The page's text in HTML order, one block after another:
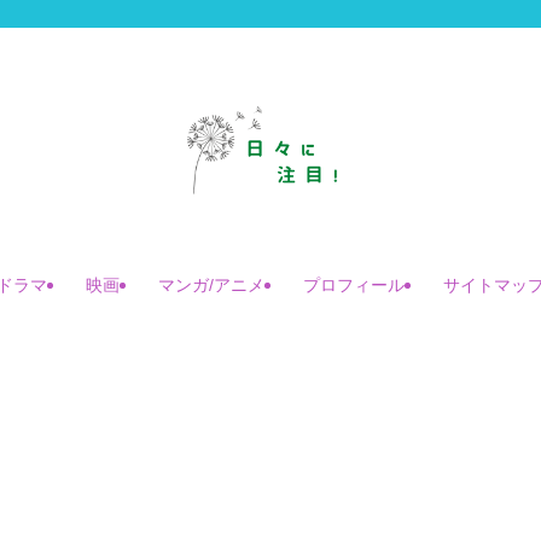
ドラマ 映画 マンガ/アニメ プロフィール サイトマッ